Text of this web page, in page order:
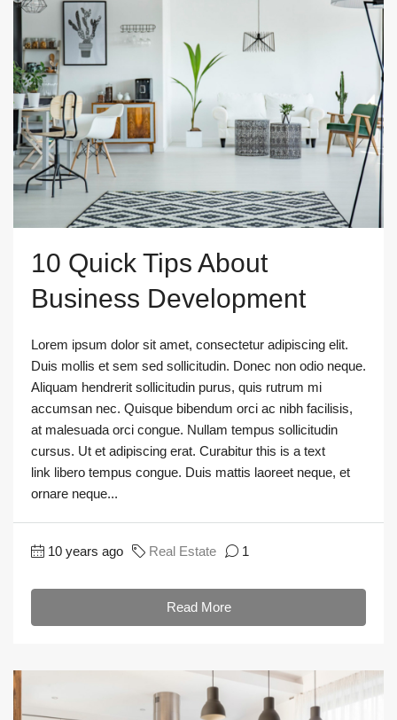
10 Quick Tips About
Business Development
Lorem ipsum dolor sit amet, consectetur adipiscing elit.
Duis mollis et sem sed sollicitudin. Donec non odio neque.
Aliquam hendrerit sollicitudin purus, quis rutrum mi
accumsan nec. Quisque bibendum orci ac nibh facilisis,
at malesuada orci congue. Nullam tempus sollicitudin
cursus. Ut et adipiscing erat. Curabitur this is a text
link libero tempus congue. Duis mattis laoreet neque, et
ornare neque...
10 years ago Real Estate 1
Read More